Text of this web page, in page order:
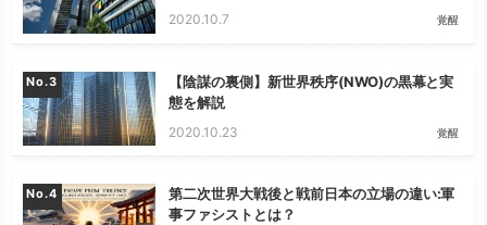
2020.10.7 覚醒
No.
【陰謀の裏側】新世界秩序(NWO)の黒幕と実
態を解説
2020.10.23 覚醒
No.
第二次世界大戦後と戦前日本の立場の違い:軍
事ファシストとは？